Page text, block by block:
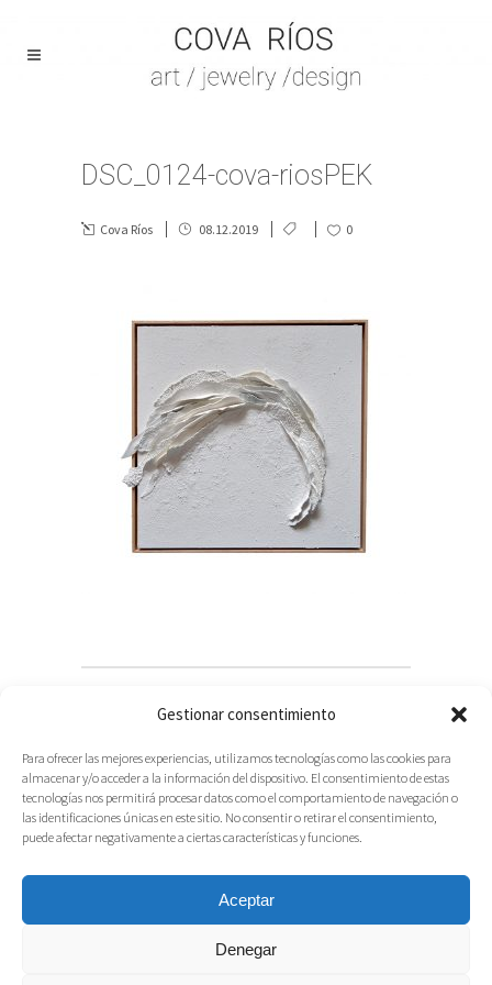
Gestionar consentimiento
Para ofrecer las mejores experiencias, utilizamos tecnologías como las cookies para
almacenar y/o acceder a la información del dispositivo. El consentimiento de estas
tecnologías nos permitirá procesar datos como el comportamiento de navegación o
las identificaciones únicas en este sitio. No consentir o retirar el consentimiento,
puede afectar negativamente a ciertas características y funciones.
Aceptar
Denegar
DSC_0124-cova-riosPEK
Cova Ríos 08.12.2019 0